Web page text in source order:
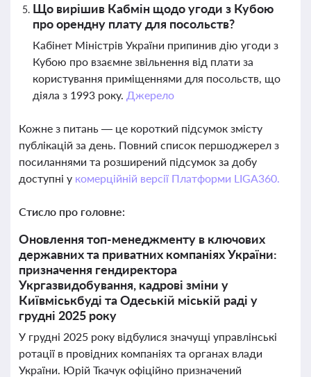
Що вирішив Кабмін щодо угоди з Кубою
про орендну плату для посольств?
Кабінет Міністрів України припинив дію угоди з
Кубою про взаємне звільнення від плати за
користування приміщеннями для посольств, що
діяла з 1993 року. Джерело
Кожне з питань — це короткий підсумок змісту
публікацій за день. Повний список першоджерел з
посиланнями та розширений підсумок за добу
доступні у комерційній версії Платформи LIGA360.
Стисло про головне:
Оновлення топ-менеджменту в ключових
державних та приватних компаніях України:
призначення гендиректора
Укргазвидобування, кадрові зміни у
Київміськбуді та Одеській міській раді у
грудні 2025 року
У грудні 2025 року відбулися значущі управлінські
ротації в провідних компаніях та органах влади
України. Юрій Ткачук офіційно призначений